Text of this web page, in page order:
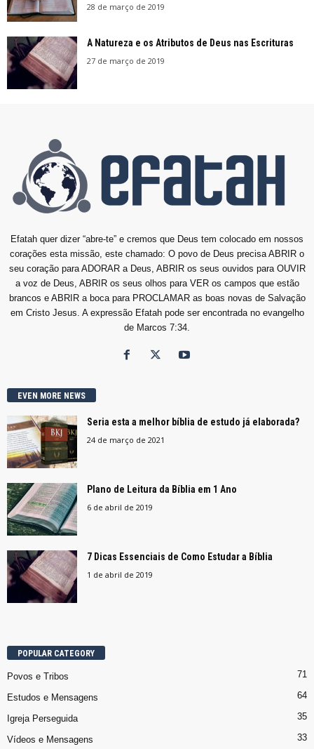
28 de março de 2019
A Natureza e os Atributos de Deus nas Escrituras
27 de março de 2019
Efatah quer dizer “abre-te” e cremos que Deus tem colocado em nossos
corações esta missão, este chamado: O povo de Deus precisa ABRIR o
seu coração para ADORAR a Deus, ABRIR os seus ouvidos para OUVIR
a voz de Deus, ABRIR os seus olhos para VER os campos que estão
brancos e ABRIR a boca para PROCLAMAR as boas novas de Salvação
em Cristo Jesus. A expressão Efatah pode ser encontrada no evangelho
de Marcos 7:34.
EVEN MORE NEWS
Seria esta a melhor bíblia de estudo já elaborada?
24 de março de 2021
Plano de Leitura da Bíblia em 1 Ano
6 de abril de 2019
7 Dicas Essenciais de Como Estudar a Bíblia
1 de abril de 2019
POPULAR CATEGORY
Povos e Tribos 71
Estudos e Mensagens 64
Igreja Perseguida 35
Vídeos e Mensagens 33